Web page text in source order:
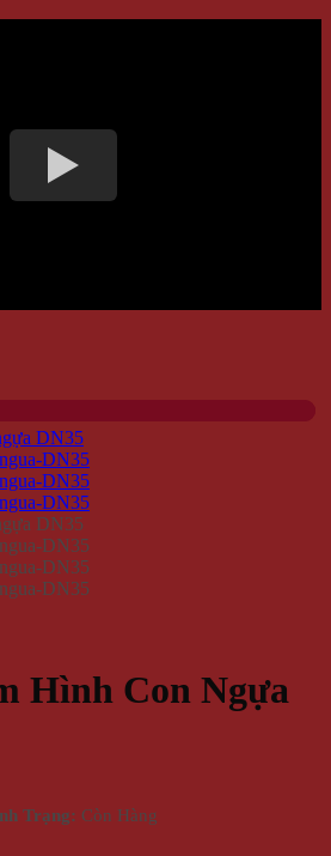
Hình Con Ngựa
Trạng: Còn Hàng